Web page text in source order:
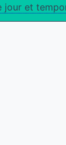
jour et